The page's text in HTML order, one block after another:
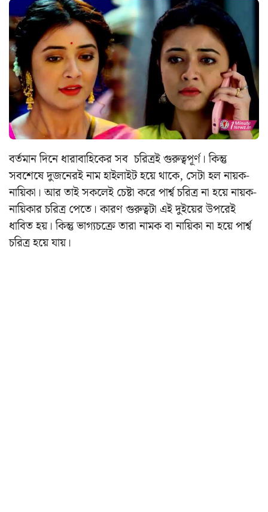
বর্তমান দিনে ধারাবাহিকের সব চরিত্রই গুরুত্বপূর্ণ। কিন্তু
সবশেষে দুজনেরই নাম হাইলাইট হয়ে থাকে, সেটা হল নায়ক-
নায়িকা। আর তাই সকলেই চেষ্টা করে পার্শ্ব চরিত্র না হয়ে নায়ক-
নায়িকার চরিত্র পেতে। কারণ গুরুত্বটা এই দুইয়ের উপরেই
ধাবিত হয়। কিন্তু ভাগ্যচক্রে তারা নামক বা নায়িকা না হয়ে পার্শ্ব
চরিত্র হয়ে যায়।